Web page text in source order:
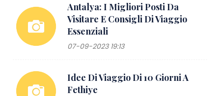
Antalya: I Migliori Posti Da
Visitare E Consigli Di Viaggio
Essenziali
07-09-2023 19:13
Idee Di Viaggio Di 10 Giorni A
Fethiye